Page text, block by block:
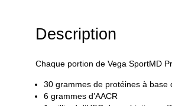
Description
Chaque portion de Vega SportMD
30 grammes de protéines à base
6 grammes d’AACR